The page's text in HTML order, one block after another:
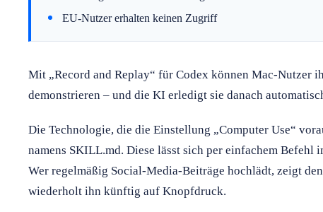
EU-Nutzer erhalten keinen Zugriff
Mit „Record and Replay“ für Codex können Mac-Nutzer
demonstrieren – und die KI erledigt sie danach
Die Technologie, die die Einstellung „Computer Use“
namens SKILL.md. Diese lässt sich per einfachem Befehl
Wer regelmäßig Social-Media-Beiträge hochlädt, zeigt
wiederholt ihn künftig auf Knopfdruck.